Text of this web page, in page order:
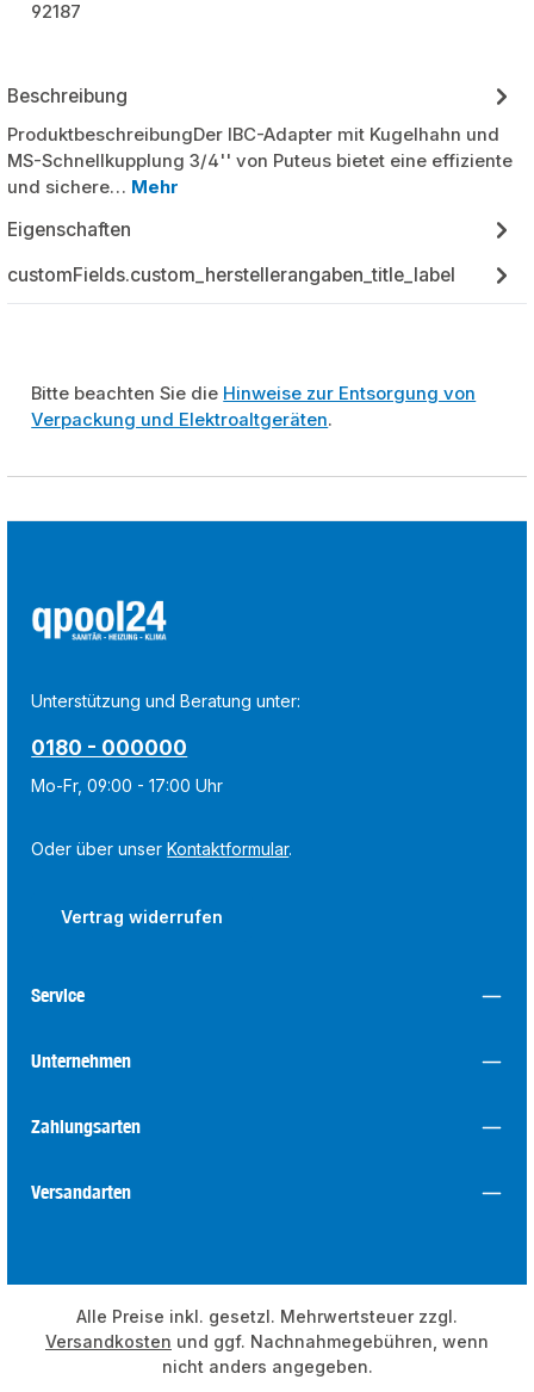
92187
Beschreibung
ProduktbeschreibungDer IBC-Adapter mit Kugelhahn und
MS-Schnellkupplung 3/4'' von Puteus bietet eine effiziente
und sichere… Mehr
Eigenschaften
customFields.custom_herstellerangaben_title_label
Bitte beachten Sie die Hinweise zur Entsorgung von
Verpackung und Elektroaltgeräten.
Unterstützung und Beratung unter:
0180 - 000000
Mo-Fr, 09:00 - 17:00 Uhr
Oder über unserKontaktformular.
Vertrag widerrufen
Service
Unternehmen
Zahlungsarten
Versandarten
Alle Preise inkl. gesetzl. Mehrwertsteuer zzgl.
Versandkosten und ggf. Nachnahmegebühren, wenn
nicht anders angegeben.